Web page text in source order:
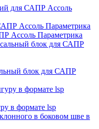
для САПР Ассоль
Ассоль Параметрика
блок для САПР
в формате lsp